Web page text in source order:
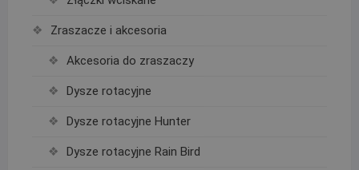
Zraszacze i akcesoria
Akcesoria do zraszaczy
Dysze rotacyjne
Dysze rotacyjne Hunter
Dysze rotacyjne Rain Bird